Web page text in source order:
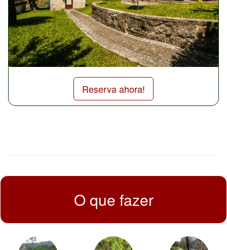
Reserva ahora!
O que fazer